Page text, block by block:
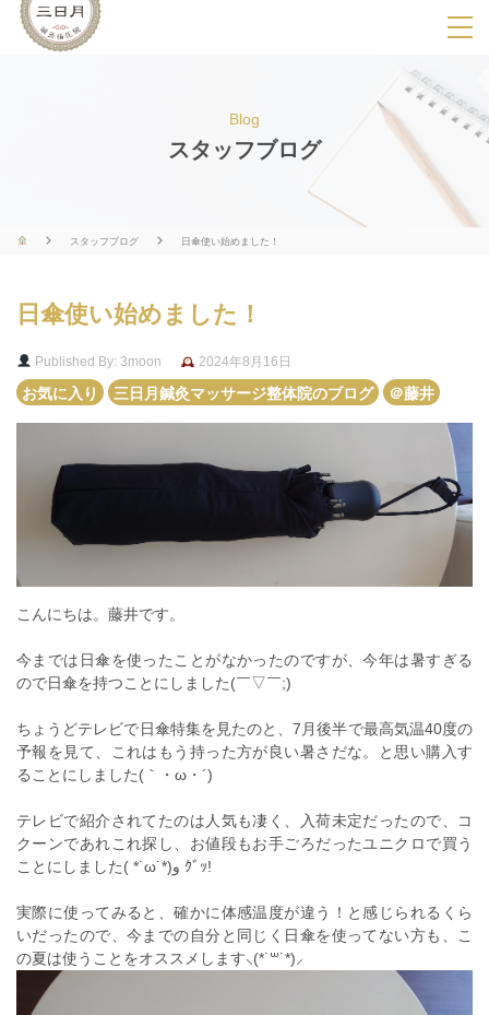
SPメニ
ー
展
用
ボ
Blog
スタッフブログ
スタッフブログ 日傘使い始めました！
日傘使い始めました！
Published By: 3moon
2024年8月16日
お気に入り
三日月鍼灸マッサージ整体院のブログ ＠藤井
こんにちは。藤井です。
今までは日傘を使ったことがなかったのですが、今年は暑すぎる
ので日傘を持つことにしました(￣▽￣;)
ちょうどテレビで日傘特集を見たのと、7月後半で最高気温40度の
予報を見て、これはもう持った方が良い暑さだな。と思い購入す
ることにしました(｀・ω・´)
テレビで紹介されてたのは人気も凄く、入荷未定だったので、コ
クーンであれこれ探し、お値段もお手ごろだったユニクロで買う
ことにしました( *˙ω˙*)و ｸﾞｯ!
実際に使ってみると、確かに体感温度が違う！と感じられるくら
いだったので、今までの自分と同じく日傘を使ってない方も、こ
の夏は使うことをオススメします⸜(*˙꒳˙*)⸝